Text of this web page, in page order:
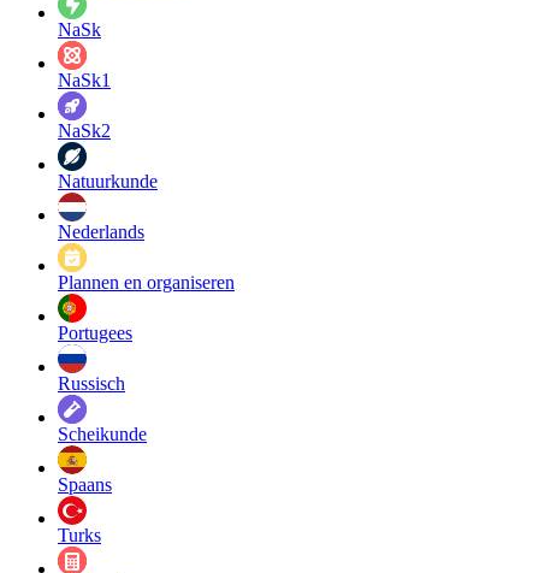
NaSk
NaSk1
NaSk2
Natuurkunde
Nederlands
Plannen en organiseren
Portugees
Russisch
Scheikunde
Spaans
Turks